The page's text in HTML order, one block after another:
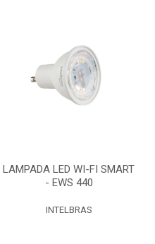
LAMPADA LED WI-FI SMART
- EWS 440
INTELBRAS